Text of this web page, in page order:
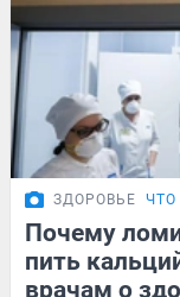
ЗДОРОВЬЕ ЧТО
Почему
пить
врачам о